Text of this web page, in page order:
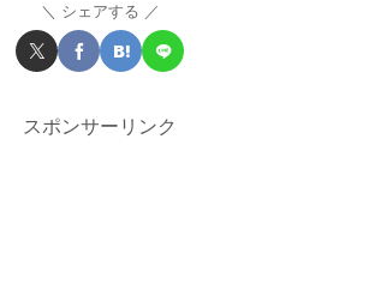
シェアする
スポンサーリンク